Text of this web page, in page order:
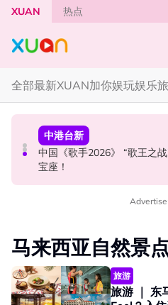
Skip to main content
XUAN 热点
全部最新XUAN加你娱玩娱乐
国际星闻
漫威CEO松口谈MCU未来！
Spider-Man！
国际星闻
BLACKPINK 10周年安排混
中港台新
中国《歌手2026》 “歌王之
宝座！
马来西亚自然景
旅游
旅游 ｜ 东